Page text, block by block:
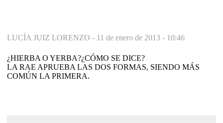
LUCÍA JUIZ LORENZO - 11 de enero de 2013 - 10:46
¿HIERBA O YERBA?¿CÓMO SE DICE?
LA RAE APRUEBA LAS DOS FORMAS, SIENDO MÁS
COMÚN LA PRIMERA.